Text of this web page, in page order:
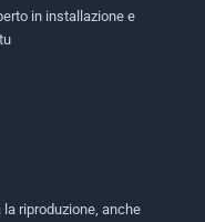
in installazione e
riproduzione, anche